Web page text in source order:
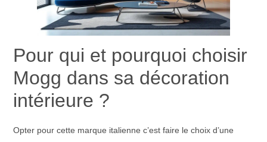
Pour qui et pourquoi choisir
Mogg dans sa décoration
intérieure ?
Opter pour cette marque italienne c’est faire le choix d’une